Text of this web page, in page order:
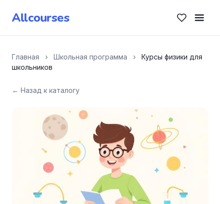
Allcourses
Главная › Школьная программа ›
Курсы физики для
школьников
← Назад к каталогу